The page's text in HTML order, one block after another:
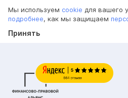
Мы используем cookie для вашего
подробнее, как мы защищаем
Принять